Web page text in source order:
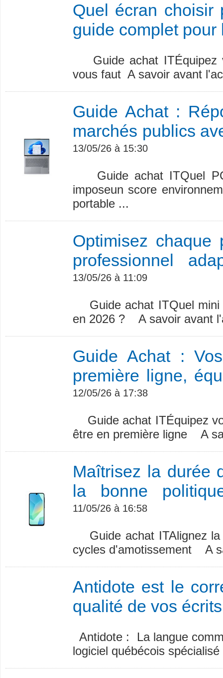
Quel écran
guide complet
Guide achat ITÉquipez
vous faut A savoir avant
Guide Achat :
marchés publics
13/05/26 à 15:30
Guide achat ITQuel PC
imposeun score
portable ...
Optimisez
professionnel
13/05/26 à 11:09
Guide achat ITQuel mini
en 2026 ? A savoir avant
Guide Achat :
première ligne,
12/05/26 à 17:38
Guide achat ITÉquipez
être en première ligne A
Maîtrisez la durée
la bonne
11/05/26 à 16:58
Guide achat ITAlignez la
cycles d'amotissement A
Antidote est le
qualité de vos écrits
Antidote : La langue
logiciel québécois